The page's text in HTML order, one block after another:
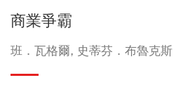
商業爭霸
班．瓦格爾, 史蒂芬．布魯克斯